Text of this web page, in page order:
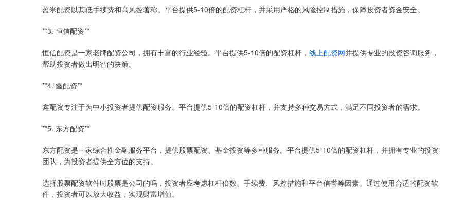
盈米配资以其低手续费和高风控著称。平台提供5-10倍的配资杠杆，并采用严格的风险控制措施，保障投资者资金安全。
**3. 恒信配资**
恒信配资是一家老牌配资公司，拥有丰富的行业经验。平台提供5-10倍的配资杠杆， 线上配资网并提供专业的投资咨询服务，
帮助投资者做出明智的决策。
**4. 鑫配资**
鑫配资专注于为中小投资者提供配资服务。平台提供5-10倍的配资杠杆，并支持多种交易方式，满足不同投资者的需求。
**5. 东方配资**
东方配资是一家综合性金融服务平台，提供股票配资、基金投资等多种服务。平台提供5-10倍的配资杠杆，并拥有专业的投资
团队，为投资者提供全方位的支持。
选择股票配资软件时股票是公司的吗，投资者应考虑杠杆倍数、手续费、风控措施和平台信誉等因素。通过使用合适的配资软
件，投资者可以放大收益，实现财富增值。